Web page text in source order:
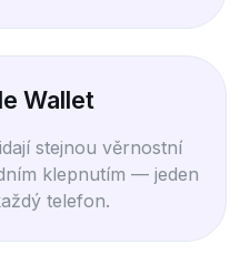
Wallet
stejnou věrnostní
klepnutím — jeden
telefon.